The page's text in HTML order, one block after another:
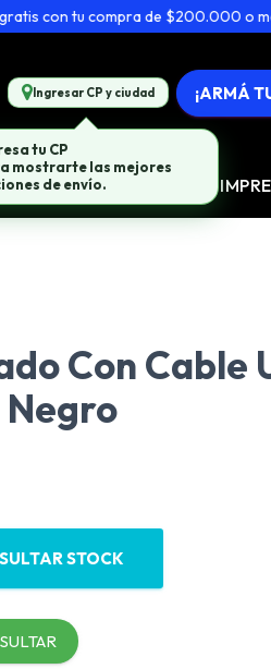
con tu compra de $200.000 o
Ingresar CP y ciudad ¡ARMÁ
CONECTIVIDAD
Con Cable
Negro
STOCK
tu CP
mostrarte las mejores
de envío.